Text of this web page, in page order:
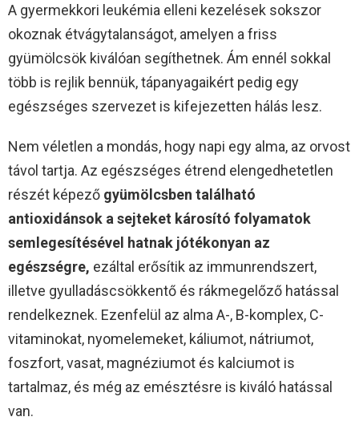
A gyermekkori leukémia elleni kezelések sokszor
okoznak étvágytalanságot, amelyen a friss
gyümölcsök kiválóan segíthetnek. Ám ennél sokkal
több is rejlik bennük, tápanyagaikért pedig egy
egészséges szervezet is kifejezetten hálás lesz.
Nem véletlen a mondás, hogy napi egy alma, az orvost
távol tartja. Az egészséges étrend elengedhetetlen
részét képező gyümölcsben található
antioxidánsok a sejteket károsító folyamatok
semlegesítésével hatnak jótékonyan az
egészségre, ezáltal erősítik az immunrendszert,
illetve gyulladáscsökkentő és rákmegelőző hatással
rendelkeznek. Ezenfelül az alma A-, B-komplex, C-
vitaminokat, nyomelemeket, káliumot, nátriumot,
foszfort, vasat, magnéziumot és kalciumot is
tartalmaz, és még az emésztésre is kiváló hatással
van.